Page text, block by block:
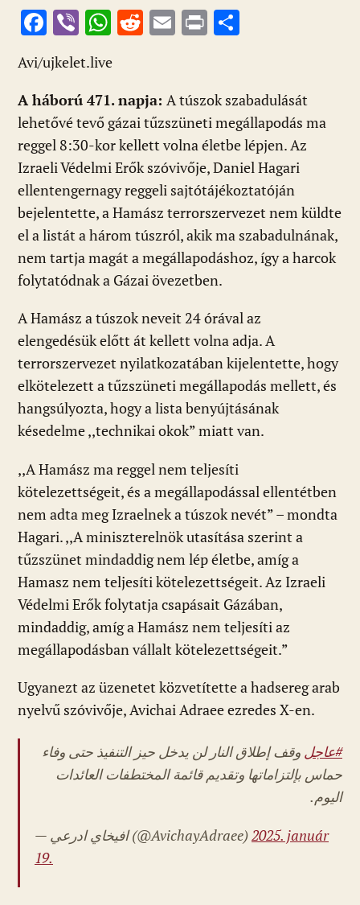
F
ac
e
b
o
o
k
Vi
b
er
W
at
s
A
p
p
R
di
t
E
l
Pr
m
e
g
Avi/ujkelet.live
A háború 471. napja: A túszok szabadulását
lehetővé tevő gázai tűzszüneti megállapodás ma
reggel 8:30-kor kellett volna életbe lépjen. Az
Izraeli Védelmi Erők szóvivője, Daniel Hagari
ellentengernagy reggeli sajtótájékoztatóján
bejelentette, a Hamász terrorszervezet nem küldte
el a listát a három túszról, akik ma szabadulnának,
nem tartja magát a megállapodáshoz, így a harcok
folytatódnak a Gázai övezetben.
A Hamász a túszok neveit 24 órával az
elengedésük előtt át kellett volna adja. A
terrorszervezet nyilatkozatában kijelentette, hogy
elkötelezett a tűzszüneti megállapodás mellett, és
hangsúlyozta, hogy a lista benyújtásának
késedelme ,,technikai okok” miatt van.
,,A Hamász ma reggel nem teljesíti
kötelezettségeit, és a megállapodással ellentétben
nem adta meg Izraelnek a túszok nevét” – mondta
Hagari. ,,A miniszterelnök utasítása szerint a
tűzszünet mindaddig nem lép életbe, amíg a
Hamasz nem teljesíti kötelezettségeit. Az Izraeli
Védelmi Erők folytatja csapásait Gázában,
mindaddig, amíg a Hamász nem teljesíti az
megállapodásban vállalt kötelezettségeit.”
Ugyanezt az üzenetet közvetítette a hadsereg arab
nyelvű szóvivője, Avichai Adraee ezredes X-en.
#عاجل وقف إطلاق النار لن يدخل حيز التنفيذ حتى وفاء
حماس بإلتزاماتها وتقديم قائمة المختطفات العائدات
اليوم.
— افيخاي ادرعي (@AvichayAdraee) 2025. január
19.